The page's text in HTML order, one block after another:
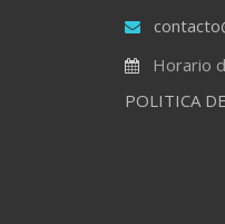
Horario
POLITICA